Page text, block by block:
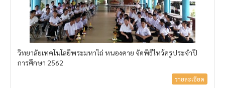
วิทยาลัยเทคโนโลยีพระมหาไถ่ หนองคาย จัดพิธีไหว้ครูประจำปี
การศึกษา 2562
รายละเอียด